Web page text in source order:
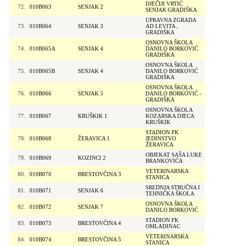
72. 010B063 SENJAK 2
DJEČIJI VRTIĆ
SENJAK GRADIŠKA
73. 010B064 SENJAK 3
UPRAVNA ZGRADA
AD LEVITA ,
GRADIŠKA
74. 010B065A SENJAK 4
OSNOVNA ŠKOLA
DANILO BORKOVIĆ
GRADIŠKA
75. 010B065B SENJAK 4
OSNOVNA ŠKOLA
DANILO BORKOVIĆ
GRADIŠKA
76. 010B066 SENJAK 5
OSNOVNA ŠKOLA
DANILO BORKOVIĆ -
GRADIŠKA
77. 010B067 KRUŠKIK 1
OSNOVNA ŠKOLA
KOZARSKA DJECA
KRUŠKIK
78. 010B068 ŽERAVICA 1
STADION FK
JEDINSTVO
ŽERAVICA
79. 010B069 KOZINCI 2
OBJEKAT SAŠA LUKE
BRANKOVIĆA
80. 010B070 BRESTOVČINA 3
VETERINARSKA
STANICA
81. 010B071 SENJAK 6
SREDNJA STRUČNA I
TEHNIČKA ŠKOLA
82. 010B072 SENJAK 7
OSNOVNA ŠKOLA
DANILO BORKOVIĆ
83. 010B073 BRESTOVČINA 4
STADION FK
OMLADINAC
84. 010B074 BRESTOVČINA 5
VETERINARSKA
STANICA